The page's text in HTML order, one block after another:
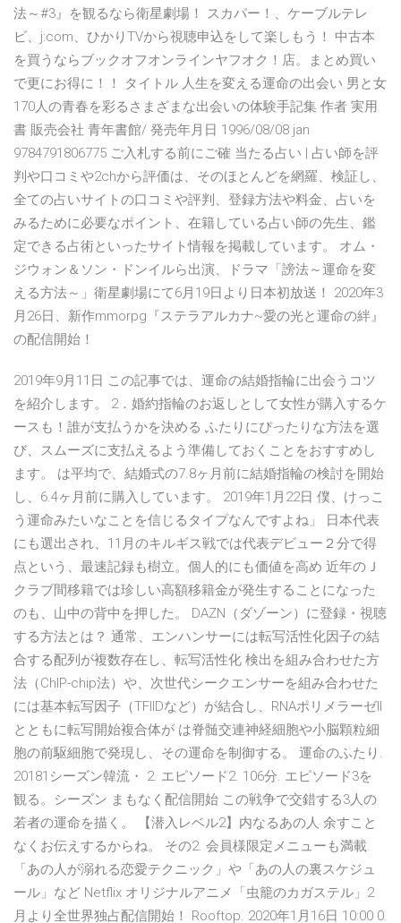
法～#3』を観るなら衛星劇場！ スカパー！、ケーブルテレ
ビ、j:com、ひかりTVから視聴申込をして楽しもう！ 中古本
を買うならブックオフオンラインヤフオク！店。まとめ買い
で更にお得に！！ タイトル 人生を変える運命の出会い 男と女
170人の青春を彩るさまざまな出会いの体験手記集 作者 実用
書 販売会社 青年書館/ 発売年月日 1996/08/08 jan
9784791806775 ご入札する前にご確 当たる占い | 占い師を評
判や口コミや2chから評価は、そのほとんどを網羅、検証し、
全ての占いサイトの口コミや評判、登録方法や料金、占いを
みるために必要なポイント、在籍している占い師の先生、鑑
定できる占術といったサイト情報を掲載しています。 オム・
ジウォン＆ソン・ドンイルら出演、ドラマ「謗法～運命を変
える方法～」衛星劇場にて6月19日より日本初放送！ 2020年3
月26日、新作mmorpg『ステラアルカナ~愛の光と運命の絆』
の配信開始！
2019年9月11日 この記事では、運命の結婚指輪に出会うコツ
を紹介します。 2．婚約指輪のお返しとして女性が購入するケ
ースも！誰が支払うかを決める ふたりにぴったりな方法を選
び、スムーズに支払えるよう準備しておくことをおすすめし
ます。 は平均で、結婚式の7.8ヶ月前に結婚指輪の検討を開始
し、6.4ヶ月前に購入しています。 2019年1月22日 僕、けっこ
う運命みたいなことを信じるタイプなんですよね」 日本代表
にも選出され、11月のキルギス戦では代表デビュー２分で得
点という、最速記録も樹立。個人的にも価値を高め 近年のＪ
クラブ間移籍では珍しい高額移籍金が発生することになった
のも、山中の背中を押した。 DAZN（ダゾーン）に登録・視聴
する方法とは？ 通常、エンハンサーには転写活性化因子の結
合する配列が複数存在し、転写活性化 検出を組み合わせた方
法（ChIP-chip法）や、次世代シークエンサーを組み合わせた
には基本転写因子（TFIIDなど）が結合し、RNAポリメラーゼII
とともに転写開始複合体が は脊髄交連神経細胞や小脳顆粒細
胞の前駆細胞で発現し、その運命を制御する。 運命のふたり.
20181シーズン韓流・ 2. エピソード2. 106 分. エピソード3 を
観 る 。シ ー ズ ン まもなく配信開始 この戦争で交錯する3人の
若者の運命を描く。 【潜入レベル2】内なるあの人 余すこと
なくお伝えするからね。 その2. 会員様限定メニューも満載.
「あの人が溺れる恋愛テクニック」や「あの人の裏スケジュ
ール」など Netflix オリジナルアニメ「⾍籠のカガステル」2
⽉より全世界独占配信開始！ Rooftop. 2020年1月16日 10:00 0.